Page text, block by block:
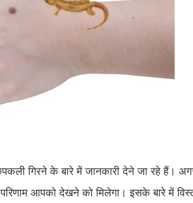
गिरने के बारे में जानकारी देने जा रहे हैं।
आपको देखने को मिलेगा। इसके बारे में